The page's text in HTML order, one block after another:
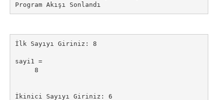
Program Akışı Sonlandı
İlk Sayıyı Giriniz: 8
sayi1 =
8
İkinici Sayıyı Giriniz: 6